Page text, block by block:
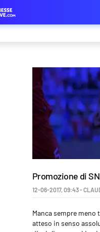
Promozione di
12-06-2017, 09:43-
Manca sempre meno
atteso in senso